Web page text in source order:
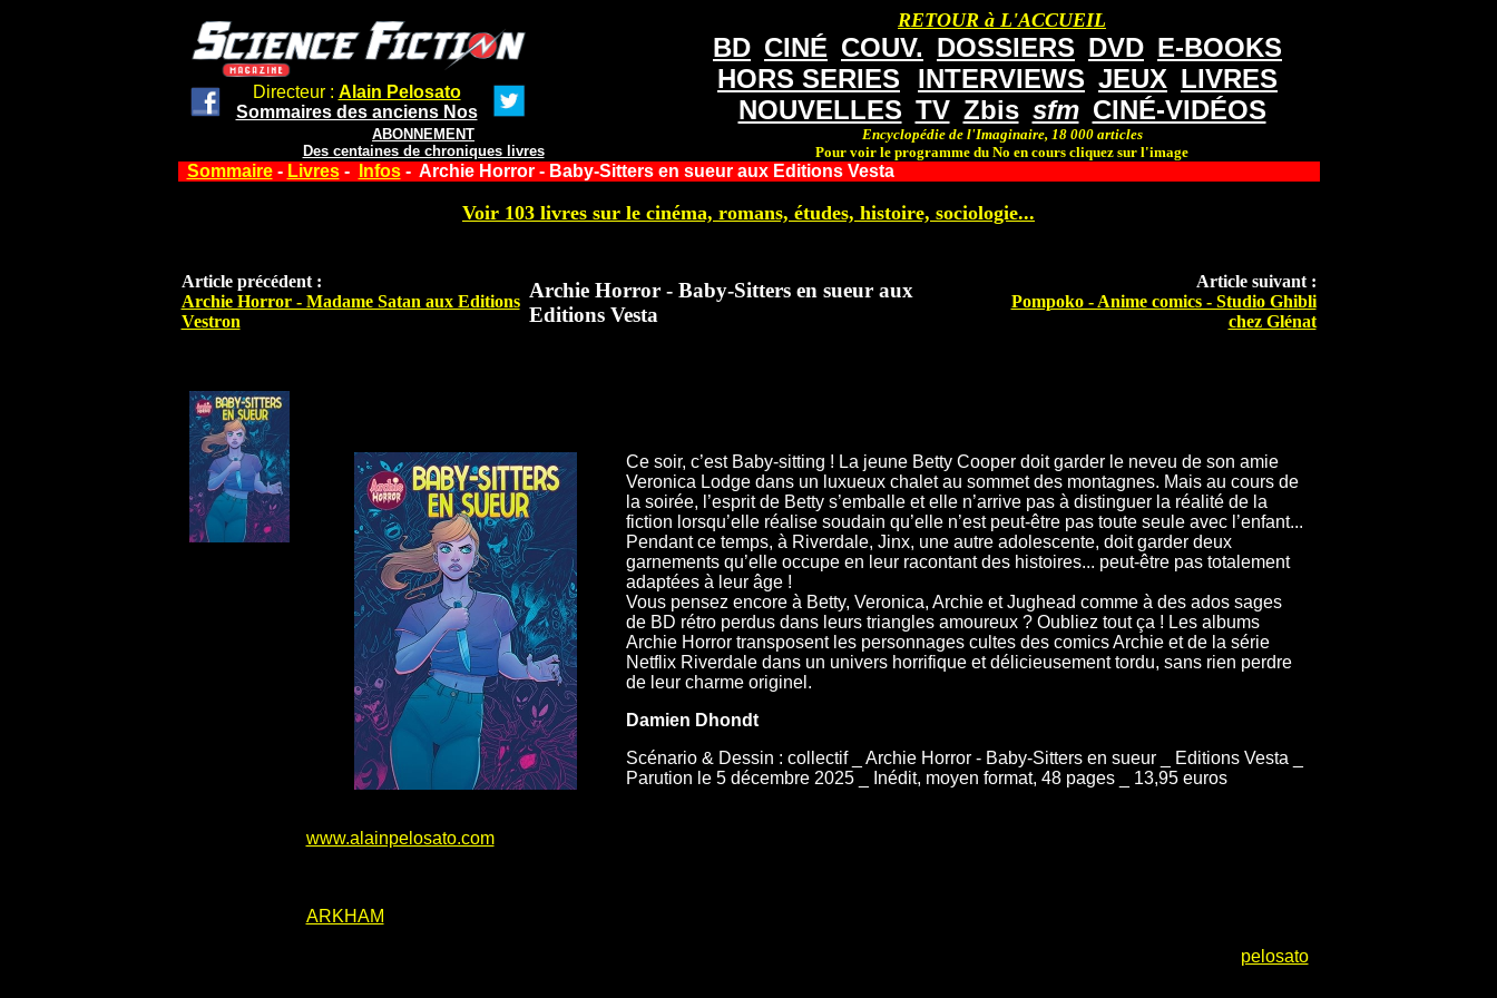
Directeur : Alain Pelosato
Sommaires des anciens Nos
ABONNEMENT
Des centaines de chroniques livres
RETOUR à L'ACCUEIL
BD CINÉ COUV. DOSSIERS DVD E-BOOKS
HORS SERIES
INTERVIEWS JEUX LIVRES
NOUVELLES TV Zbis sfm CINÉ-VIDÉOS
Encyclopédie de l'Imaginaire, 18 000 articles
Pour voir le programme du No en cours cliquez sur l'image
Sommaire- Livres- Infos- Archie Horror - Baby-Sitters en sueur aux Editions Vesta
Voir 103 livres sur le cinéma, romans, études, histoire, sociologie...
Article précédent :
Archie Horror - Madame Satan aux Editions
Vestron
Archie Horror - Baby-Sitters en sueur aux
Editions Vesta
Article suivant :
Pompoko - Anime comics - Studio Ghibli
chez Glénat
Ce soir, c’est Baby-sitting ! La jeune Betty Cooper doit garder le neveu de son amie
Veronica Lodge dans un luxueux chalet au sommet des montagnes. Mais au cours de
la soirée, l’esprit de Betty s’emballe et elle n’arrive pas à distinguer la réalité de la
fiction lorsqu’elle réalise soudain qu’elle n’est peut-être pas toute seule avec l’enfant...
Pendant ce temps, à Riverdale, Jinx, une autre adolescente, doit garder deux
garnements qu’elle occupe en leur racontant des histoires... peut-être pas totalement
adaptées à leur âge !
Vous pensez encore à Betty, Veronica, Archie et Jughead comme à des ados sages
de BD rétro perdus dans leurs triangles amoureux ? Oubliez tout ça ! Les albums
Archie Horror transposent les personnages cultes des comics Archie et de la série
Netflix Riverdale dans un univers horrifique et délicieusement tordu, sans rien perdre
de leur charme originel.
Damien Dhondt
Scénario & Dessin : collectif _ Archie Horror - Baby-Sitters en sueur _ Editions Vesta _
Parution le 5 décembre 2025 _ Inédit, moyen format, 48 pages _ 13,95 euros
www.alainpelosato.com
ARKHAM
pelosato